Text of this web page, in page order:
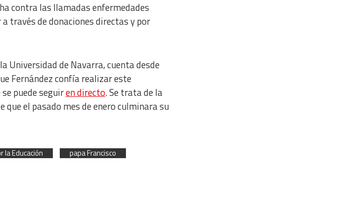
contra las llamadas enfermedades
través de donaciones directas y por
Universidad de Navarra, cuenta desde
Fernández confía realizar este
puede seguiren directo. Se trata de la
el pasado mes de enero culminara su
la Educación
papa Francisco